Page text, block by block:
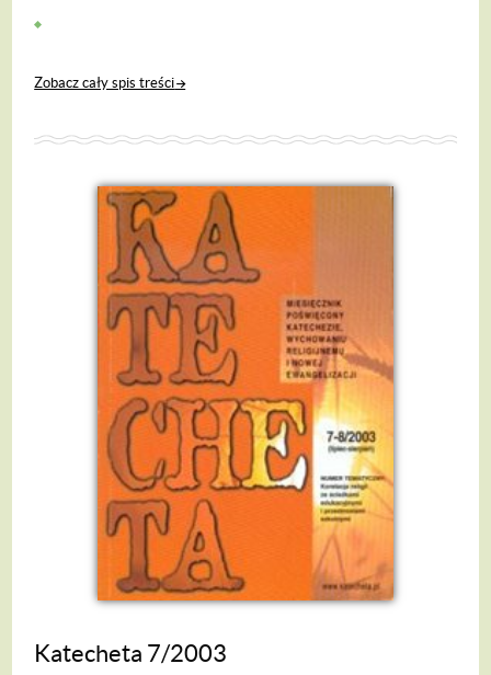
Zobacz cały spis treści
Katecheta 7/2003